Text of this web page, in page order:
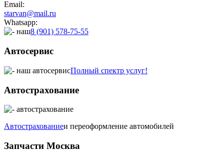
Email:
starvan@mail.ru
Whatsapp:
8 (901) 578-75-55
Автосервис
Полный спектр услуг!
Автострахование
Автострахованиеи переоформление автомобилей
Запчасти Москва